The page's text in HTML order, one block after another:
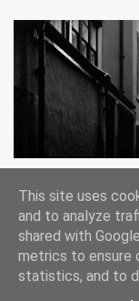
Lee Jeffries
This site uses
and to analyze
shared with
metrics to ensure
statistics, and to